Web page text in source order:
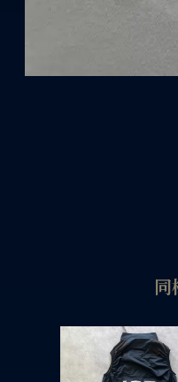
同